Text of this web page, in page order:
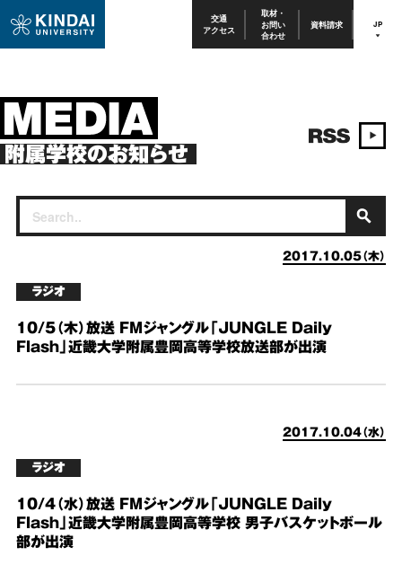
交通
アクセス
取材・
お問い
合わせ
資料請求 JP
附属学校のお知らせ
2017.10.05（木）
ラジオ
10/5（木）放送 FMジャングル「JUNGLE Daily
Flash」近畿大学附属豊岡高等学校放送部が出演
2017.10.04（水）
ラジオ
10/4（水）放送 FMジャングル「JUNGLE Daily
Flash」近畿大学附属豊岡高等学校 男子バスケットボール
部が出演